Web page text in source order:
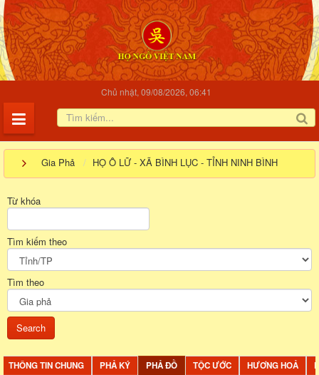
Chủ nhật, 09/08/2026, 06:41
Gia Phả HỌ Ô LỮ - XÃ BÌNH LỤC - TỈNH NINH BÌNH
Từ khóa
Tìm kiếm theo
Tìm theo
THÔNG TIN CHUNG PHẢ KÝ PHẢ ĐỒ TỘC ƯỚC HƯƠNG HOẢ